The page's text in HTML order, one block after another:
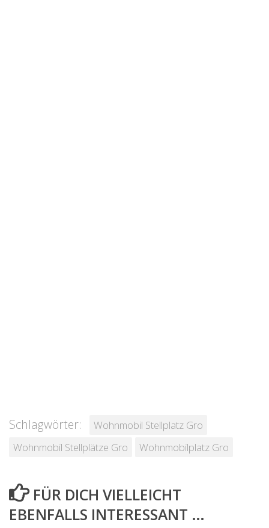
Schlagwörter:
Wohnmobil Stellplatz Gro
Wohnmobil Stellplätze Gro
Wohnmobilplatz Gro
FÜR DICH VIELLEICHT
EBENFALLS INTERESSANT …